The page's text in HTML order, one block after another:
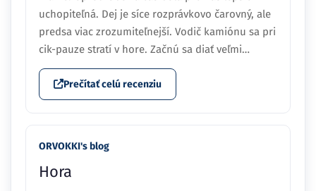
uchopiteľná. Dej je síce rozprávkovo čarovný, ale
predsa viac zrozumiteľnejší. Vodič kamiónu sa pri
cik-pauze stratí v hore. Začnú sa diať veľmi…
Prečítať celú recenziu
ORVOKKI's blog
Hora